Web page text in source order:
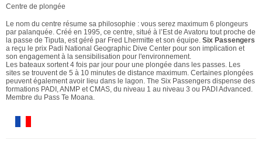
Centre de plongée
Le nom du centre résume sa philosophie : vous serez maximum 6 plongeurs
par palanquée. Créé en 1995, ce centre, situé à l’Est de Avatoru tout proche de
la passe de Tiputa, est géré par Fred Lhermitte et son équipe. Six Passengers
a reçu le prix Padi National Geographic Dive Center pour son implication et
son engagement à la sensibilisation pour l'environnement.
Les bateaux sortent 4 fois par jour pour une plongée dans les passes. Les
sites se trouvent de 5 à 10 minutes de distance maximum. Certaines plongées
peuvent également avoir lieu dans le lagon. The Six Passengers dispense des
formations PADI, ANMP et CMAS, du niveau 1 au niveau 3 ou PADI Advanced.
Membre du Pass Te Moana.